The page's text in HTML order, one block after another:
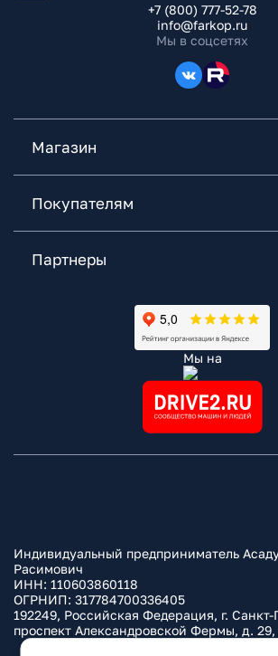
+7 (800) 777-52-78
info@farkop.ru
Мы в соцсетях
Магазин
Покупателям
Партнеры
Мы на
Индивидуальный предприниматель
Расимович
ИНН: 110603860118
ОГРНИП: 317784700336405
192249, Российская Федерация, г. Санкт-
проспект Александровской Фермы, д. 29,